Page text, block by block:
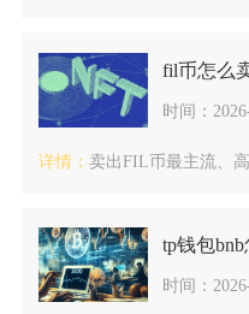
fil币怎么
时间：
详情： 卖出FIL币最主流、高效的
tp钱包
时间：